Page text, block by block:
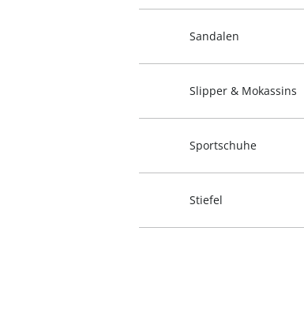
Sandalen
Slipper & Mokassins
Sportschuhe
Stiefel